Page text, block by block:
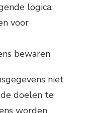
logica,
voor
bewaren
niet
doelen te
worden